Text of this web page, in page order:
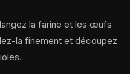
la farine et les œufs
la finement et découpez